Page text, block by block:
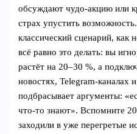
обсуждают чудо-акцию или
страх упустить
классический сценарий, как
всё равно это делать: вы
растёт на 20–30 %, а
новостях, Telegram-каналах
подбрасывает аргументы:
что-то знают». Вспомните
заходили в уже перегретые